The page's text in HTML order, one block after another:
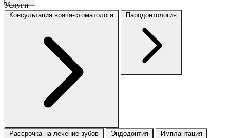
Услуги
Консультация врача-стоматолога Пародонтология
Рассрочка на лечение зубов Эндодонтия Имплантация